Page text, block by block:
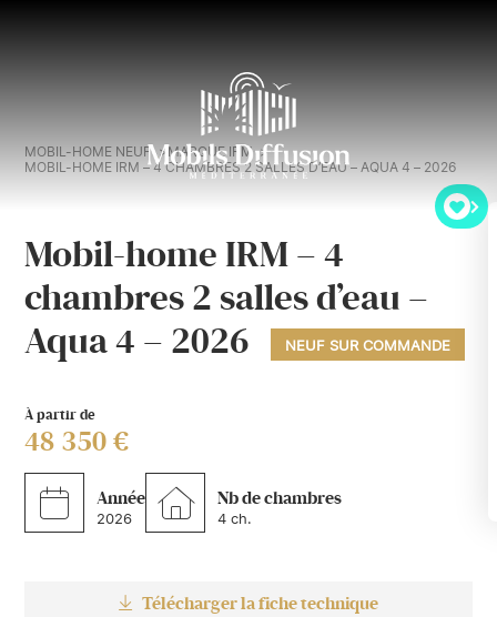
MOBIL-HOME NEUF
MARQUE IRM
MOBIL-HOME IRM – 4 CHAMBRES 2 SALLES D’EAU – AQUA 4 – 2026
Mobil-home IRM – 4
chambres 2 salles d’eau –
Aqua 4 – 2026
NEUF SUR COMMANDE
À partir de
48 350 €
Année
2026
Nb de chambres
4 ch.
Télécharger la fiche technique